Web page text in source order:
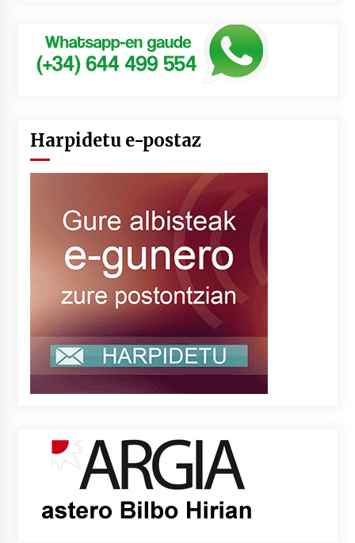
Harpidetu e-postaz